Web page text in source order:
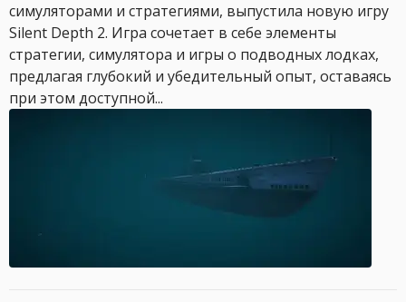
симуляторами и стратегиями, выпустила новую игру
Silent Depth 2. Игра сочетает в себе элементы
стратегии, симулятора и игры о подводных лодках,
предлагая глубокий и убедительный опыт, оставаясь
при этом доступной...